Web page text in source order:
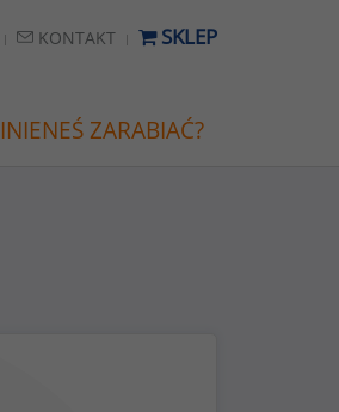
KONTAKT SKLEP
ZARABIAĆ?